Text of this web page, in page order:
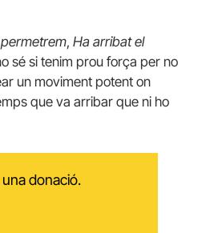
, Ha arribat el
sé si tenim prou força per no
un moviment potent on
que va arribar que ni ho
donació.